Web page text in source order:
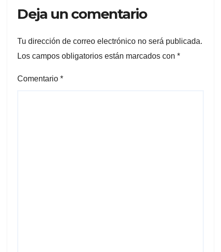
Deja un comentario
Tu dirección de correo electrónico no será publicada.
Los campos obligatorios están marcados con *
Comentario *